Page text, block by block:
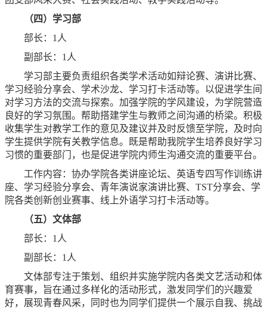
（四）学习部
部长：1人
副部长：1人
学习部主要负责组织各类学术活动如辩论赛、演讲比赛、
学习经验分享会、学术沙龙、学习打卡活动等。以促进学生间
对学习方法的交流与探索。加强学院的学风建设，为学院营造
良好的学习氛围。帮助搭建学生与教师之间沟通的桥梁。积极
收集学生对教学工作的意见及建议并及时反馈至学院，及时向
学生提供学院有关教学信息。既是帮助我院学生培养良好学习
习惯的重要部门，也是促进学院内师生沟通交流的重要平台。
工作内容：协办学院各类讲座论坛、英语专四写作训练讲
座、学习经验分享会、青年演说家演讲比赛、TST分享会、学
院各类创新创业赛事、线上外语学习打卡活动等。
（五）文体部
部长：1人
副部长：1人
文体部专注于策划、组织并实施学院内各类文艺活动和体
育赛事，旨在通过多样化的活动形式，激发同学们的兴趣爱
好，展现青春风采，同时也为同学们提供一个展示自我、挑战